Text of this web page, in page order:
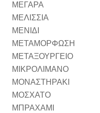
ΜΕΓΑΡΑ
ΜΕΛΙΣΣΙΑ
ΜΕΝΙΔΙ
ΜΕΤΑΜΟΡΦΩΣΗ
ΜΕΤΑΞΟΥΡΓΕΙΟ
ΜΙΚΡΟΛΙΜΑΝΟ
ΜΟΝΑΣΤΗΡΑΚΙ
ΜΟΣΧΑΤΟ
ΜΠΡΑΧΑΜΙ